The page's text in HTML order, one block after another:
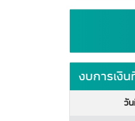
งบการเงิ
วั